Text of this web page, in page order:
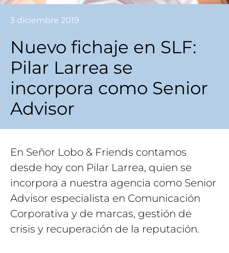
3 diciembre 2019
Nuevo fichaje en SLF:
Pilar Larrea se
incorpora como Senior
Advisor
En Señor Lobo & Friends contamos
desde hoy con Pilar Larrea, quien se
incorpora a nuestra agencia como Senior
Advisor especialista en Comunicación
Corporativa y de marcas, gestión de
crisis y recuperación de la reputación.